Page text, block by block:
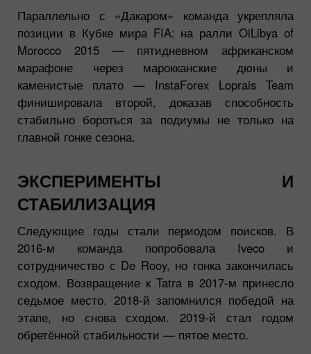
Параллельно с «Дакаром» команда укрепляла
позиции в Кубке мира FIA: на ралли OiLibya of
Morocco 2015 — пятидневном африканском
марафоне через марокканские дюны и
каменистые плато — InstaForex Loprais Team
финишировала второй, доказав способность
стабильно бороться за подиумы не только на
главной гонке сезона.
ЭКСПЕРИМЕНТЫ И
СТАБИЛИЗАЦИЯ
Следующие годы стали периодом поисков. В
2016-м команда попробовала Iveco и
сотрудничество с De Rooy, но гонка закончилась
сходом. Возвращение к Tatra в 2017-м принесло
седьмое место. 2018-й запомнился победой на
этапе, но снова сходом. 2019-й стал годом
обретённой стабильности — пятое место.